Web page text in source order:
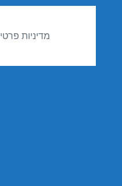
מדיניות